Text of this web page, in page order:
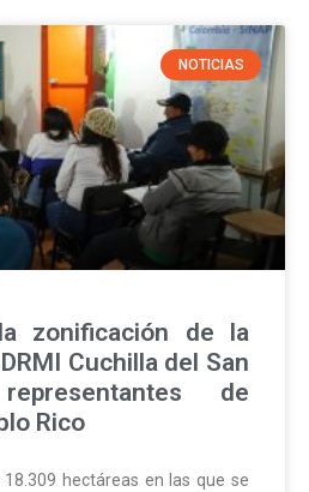
NOTICIAS
zonificación de la
Cuchilla del San
de
Rico
18.309 hectáreas en las que se